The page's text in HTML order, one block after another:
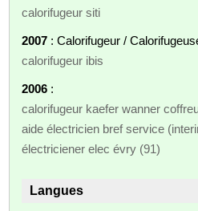
calorifugeur siti
2007 : Calorifugeur /
calorifugeur ibis
2006 :
calorifugeur kaefer wanner
aide électricien bref service
électriciener elec évry (91)
Langues